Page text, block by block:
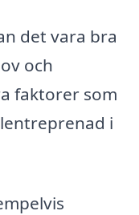
det vara bra
och
faktorer som
i